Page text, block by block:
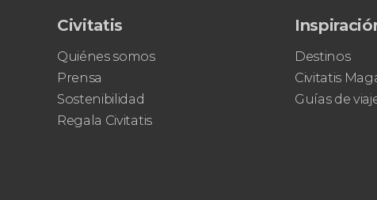
Civitatis
Quiénes somos
Prensa
Sostenibilidad
Regala Civitatis
Destinos
Civitatis
Guías de